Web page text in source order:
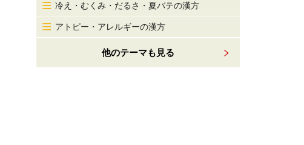
冷え・むくみ・だるさ・夏バテの漢方
アトピー・アレルギーの漢方
他のテーマも見る